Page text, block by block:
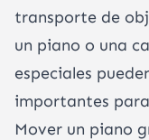
transporte de
un piano o una
especiales
importantes
Mover un piano